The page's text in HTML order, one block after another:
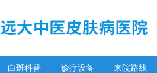
白斑科普 诊疗设备 来院路线